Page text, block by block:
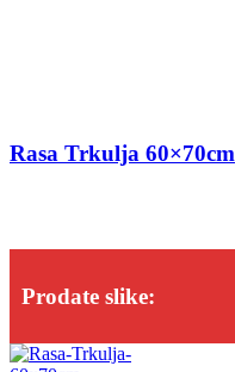
Rasa Trkulja 60×70cm
Prodate slike: